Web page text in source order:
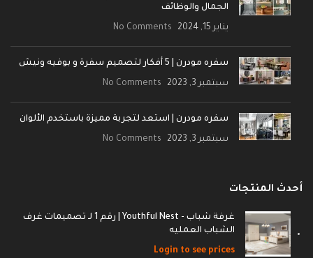
الجمال والوظائف
يناير 15, 2024 No Comments
سفره مودرن | 5 أفكار لتصميم سفرة و بوفيه ونيش
سبتمبر 3, 2023 No Comments
سفره مودرن | استعد لتجربة مميزة باستخدم الألوان
سبتمبر 3, 2023 No Comments
أحدث المنتجات
غرفة شباب - Youthful Nest | رقم 1 لـ تصميمات غرف
الشباب العمليه
Login to see prices